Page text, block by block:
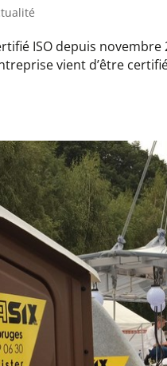
ISO depuis
vient d’être